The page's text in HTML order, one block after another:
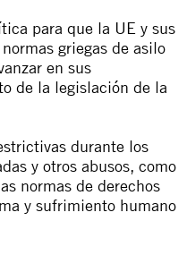
para que la UE y sus
griegas de asilo
en sus
de la legislación de la
durante los
y otros abusos, como
normas de derechos
y sufrimiento humano